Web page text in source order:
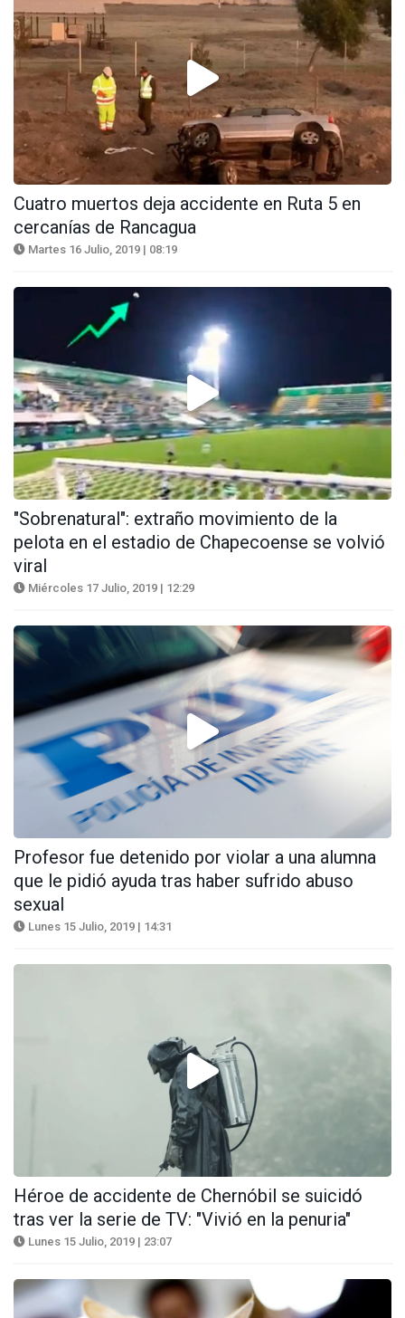
Cuatro muertos deja accidente en Ruta 5 en
cercanías de Rancagua
Martes 16 Julio, 2019 | 08:19
"Sobrenatural": extraño movimiento de la
pelota en el estadio de Chapecoense se volvió
viral
Miércoles 17 Julio, 2019 | 12:29
Profesor fue detenido por violar a una alumna
que le pidió ayuda tras haber sufrido abuso
sexual
Lunes 15 Julio, 2019 | 14:31
Héroe de accidente de Chernóbil se suicidó
tras ver la serie de TV: "Vivió en la penuria"
Lunes 15 Julio, 2019 | 23:07